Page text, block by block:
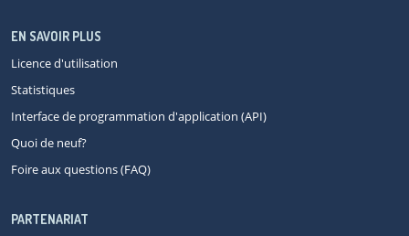
EN SAVOIR PLUS
Licence d'utilisation
Statistiques
Interface de programmation d'application (API)
Quoi de neuf?
Foire aux questions (FAQ)
PARTENARIAT